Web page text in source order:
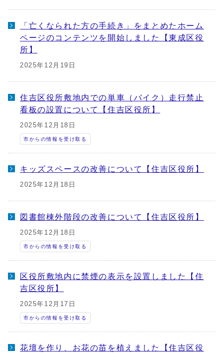
「亡くなられた方の手続き」をまとめたホーム
ページのコンテンツを開始しました【東成区役
所】
2025年12月19日
住吉区役所敷地内での単車（バイク）走行禁止
看板の設置について【住吉区役所】
2025年12月18日
市からの情報を受け取る
キッズスペースの改善について【住吉区役所】
2025年12月18日
図書館棟外階段の改善について【住吉区役所】
2025年12月18日
市からの情報を受け取る
区役所敷地内に禁煙の表示を設置しました【住
吉区役所】
2025年12月17日
市からの情報を受け取る
花壇を作り、お花の苗を植えました【住吉区役